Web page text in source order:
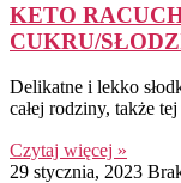
KETO
CUKRU/
Delikatne i lekko
całej rodziny, także
Czytaj więcej »
29 stycznia, 2023